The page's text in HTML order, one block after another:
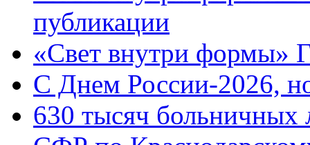
публикации
«Свет внутри формы»
C Днем России-2026,
630 тысяч больничных